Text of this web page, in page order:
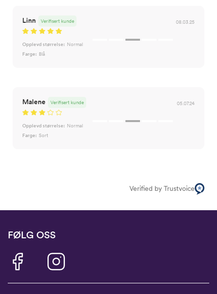
Linn 08.03.25
Verifisert kunde
Opplevd størrelse: Normal
Farge: Blå
Malene 05.07.24
Verifisert kunde
Opplevd størrelse: Normal
Farge: Sort
Verified by Trustvoice
FØLG OSS